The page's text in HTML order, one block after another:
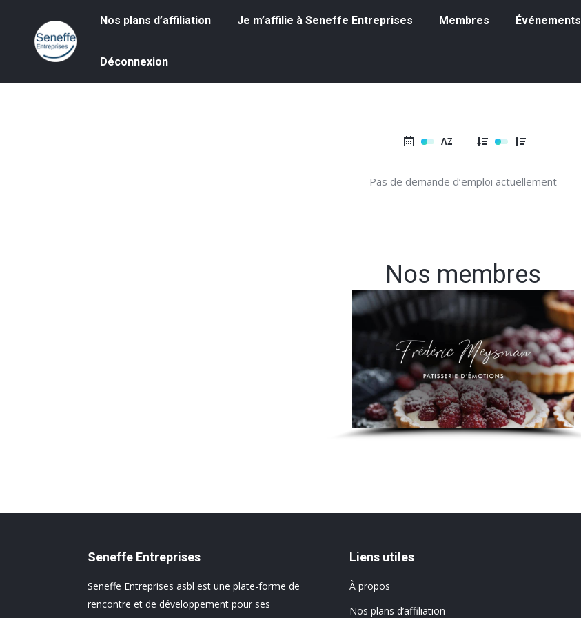
Nos plans d’affiliation Je m’affilie à Seneffe Entreprises Membres Événements
Déconnexion
Pas de demande d’emploi actuellement
Nos membres
Seneffe Entreprises
Seneffe Entreprises asbl est une plate-forme de
rencontre et de développement pour ses
Liens utiles
À propos
Nos plans d’affiliation
Nos plans d’affiliation Je m’affilie à Seneffe Entreprises Membres Événements